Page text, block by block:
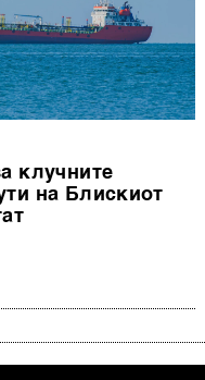
клучните
на Блискиот